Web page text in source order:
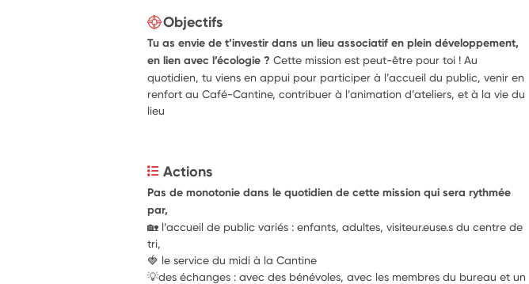
Objectifs
Tu as envie de t’investir dans un lieu associatif en plein développement,
en lien avec l’écologie ? Cette mission est peut-être pour toi ! Au
quotidien, tu viens en appui pour participer à l’accueil du public, venir en
renfort au Café-Cantine, contribuer à l’animation d’ateliers, et à la vie du
lieu
Actions
Pas de monotonie dans le quotidien de cette mission qui sera rythmée
par,
🏡 l’accueil de public variés : enfants, adultes, visiteur.euse.s du centre de
tri,
🍓 le service du midi à la Cantine
💡des échanges : avec des bénévoles, avec les membres du bureau et un